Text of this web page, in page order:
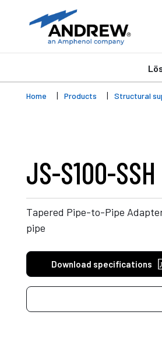
Home Products Structural
JS-S100-SSH
Tapered Pipe-to-Pipe
pipe
Download specifications